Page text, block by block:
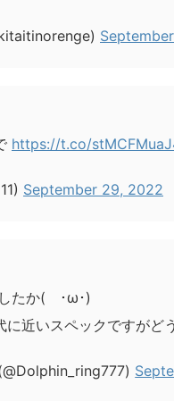
https://t.co/
September 29, 2022
たか( ･ω･)
近いスペックですがど